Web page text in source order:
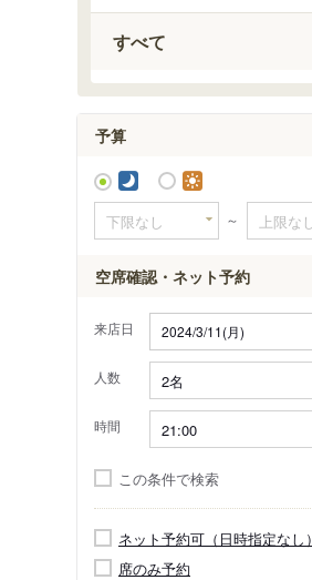
すべて
予算
～
空席確認・ネット予約
来店日
人数
時間
この条件で検索
ネット予約可（日時指定なし）
席のみ予約